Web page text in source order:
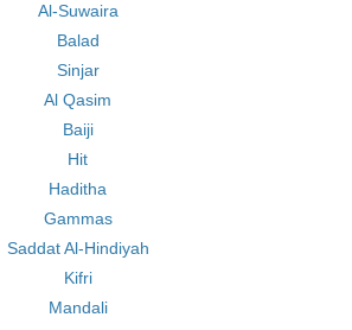
Al-Suwaira
Balad
Sinjar
Al Qasim
Baiji
Hit
Haditha
Gammas
Saddat Al-Hindiyah
Kifri
Mandali